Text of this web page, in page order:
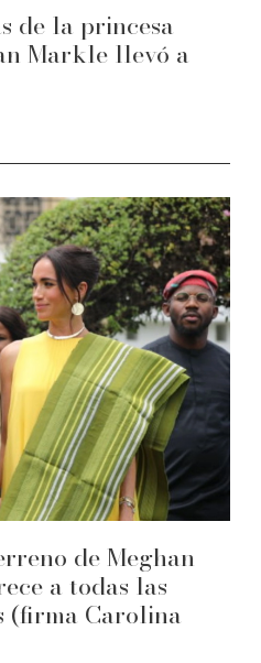
de la princesa
Markle llevó a
de Meghan
a todas las
(firma Carolina